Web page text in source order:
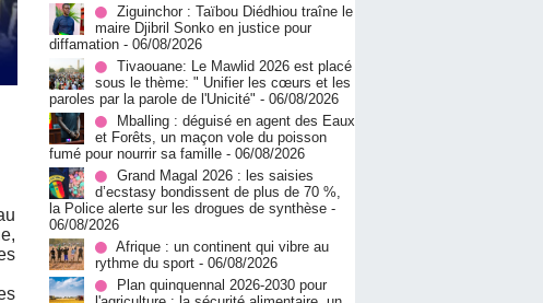
Ziguinchor : Taïbou Diédhiou traîne le
maire Djibril Sonko en justice pour
diffamation - 06/08/2026
Tivaouane: Le Mawlid 2026 est placé
sous le thème: " Unifier les cœurs et les
paroles par la parole de l'Unicité" - 06/08/2026
Mballing : déguisé en agent des Eaux
et Forêts, un maçon vole du poisson
fumé pour nourrir sa famille - 06/08/2026
Grand Magal 2026 : les saisies
d’ecstasy bondissent de plus de 70 %,
la Police alerte sur les drogues de synthèse -
06/08/2026
Afrique : un continent qui vibre au
rythme du sport - 06/08/2026
Plan quinquennal 2026-2030 pour